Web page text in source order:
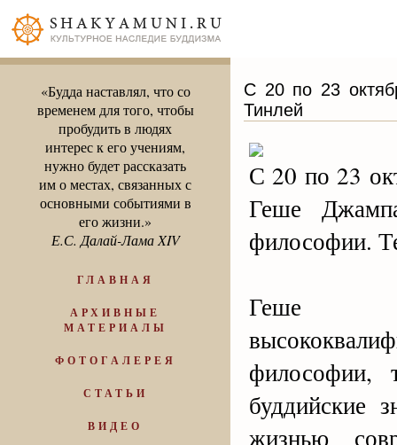
«Будда наставлял, что со
временем для того, чтобы
пробудить в людях
интерес к его учениям,
нужно будет рассказать
им о местах, связанных с
основными событиями в
его жизни.»
Е.С. Далай-Лама XIV
ГЛАВНАЯ
АРХИВНЫЕ
МАТЕРИАЛЫ
ФОТОГАЛЕРЕЯ
СТАТЬИ
ВИДЕО
С 20 по 23
Тинлей
С 20 по 23
Геше
философии.
Геше
философии,
буддийские
жизнью